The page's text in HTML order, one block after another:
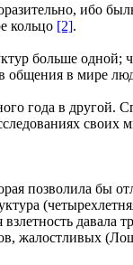
ибо
кольцо [2].
больше одной;
общения в мире
года в
своих
позволила бы
давала
жалостливых